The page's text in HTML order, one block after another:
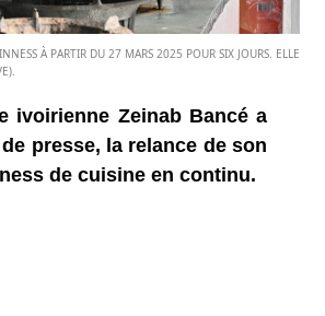
À PARTIR DU 27 MARS 2025 POUR SIX JOURS. ELLE
ivoirienne Zeinab Bancé a
presse, la relance de son
de cuisine en continu.